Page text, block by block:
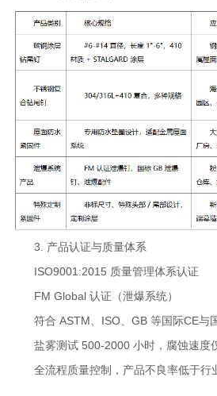
3. 产品认证与质量体系
ISO9001:2015 质量管理体系认证
FM Global 认证（泄爆系统）
符合 ASTM、ISO、GB 等国际CE与
盐雾测试 500-2000 小时，腐蚀速度
全流程质量控制，产品不良率低于行